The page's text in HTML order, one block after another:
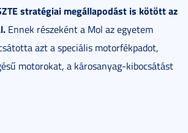
stratégiai megállapodást is kötött az
Ennek részeként a Mol az egyetem
azt a speciális motorfékpadot,
motorokat, a károsanyag-kibocsátást